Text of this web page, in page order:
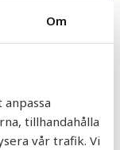
Om
tillhandahålla
vår trafik. Vi